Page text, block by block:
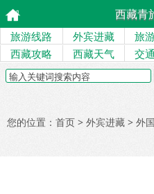
西藏青
旅游线路 外宾进藏 旅
西藏攻略
西藏天气 交
您的位置： 首页 > 外宾进藏 > 外